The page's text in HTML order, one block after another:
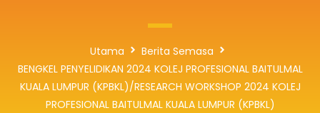
Utama
Berita Semasa
BENGKEL PENYELIDIKAN 2024 KOLEJ PROFESIONAL BAITULMAL
KUALA LUMPUR (KPBKL)/RESEARCH WORKSHOP 2024 KOLEJ
PROFESIONAL BAITULMAL KUALA LUMPUR (KPBKL)